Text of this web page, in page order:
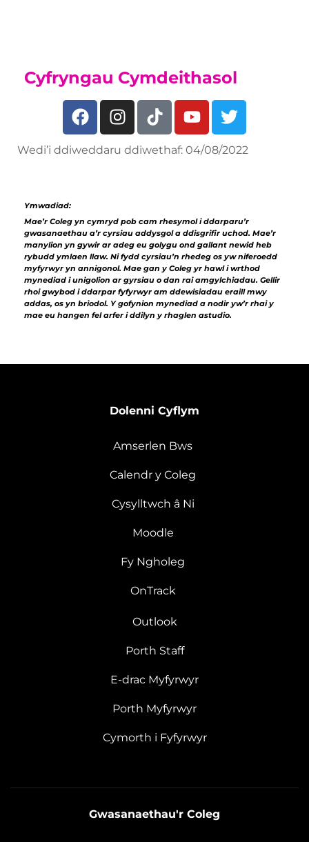
Cyfryngau Cymdeithasol
Wedi’i ddiweddaru ddiwethaf: 04/08/2022
Ymwadiad:
Mae’r Coleg yn cymryd pob cam rhesymol i ddarparu’r
gwasanaethau a’r cyrsiau addysgol a ddisgrifir uchod. Mae’r
manylion yn gywir ar adeg eu golygu ond gallant newid heb
rybudd ymlaen llaw. Ni fydd cyrsiau’n rhedeg os yw niferoedd
myfyrwyr yn annigonol. Mae gan y Coleg yr hawl i wrthod
mynediad i unigolion ar gyrsiau o dan rai amgylchiadau. Gellir
rhoi gwybod i ddarpar fyfyrwyr am ddewisiadau eraill mwy
addas, os yn briodol. Y gofynion mynediad a nodir yw’r rhai y
mae eu hangen fel arfer i ddilyn y rhaglen astudio.
Dolenni Cyflym
Amserlen Bws
Calendr y Coleg
Cysylltwch â Ni
Moodle
Fy Ngholeg
OnTrack
Outlook
Porth Staff
E-drac Myfyrwyr
Porth Myfyrwyr
Cymorth i Fyfyrwyr
Gwasanaethau'r Coleg